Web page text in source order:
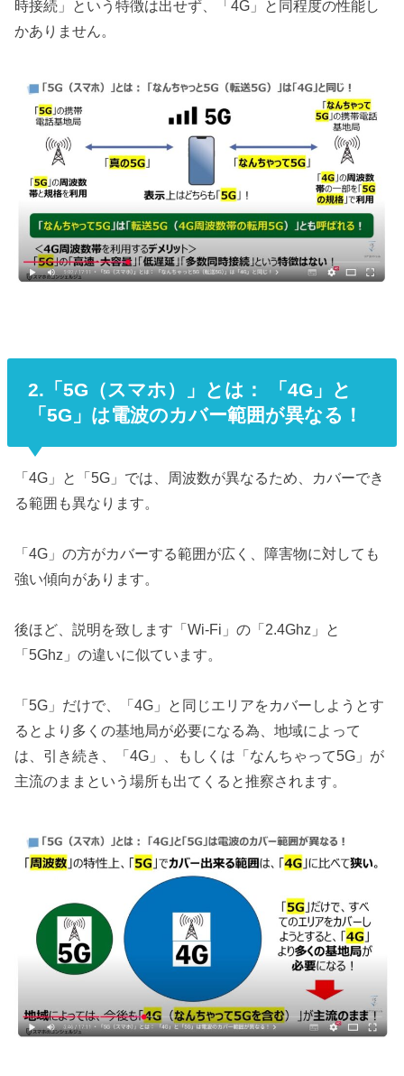
時接続」という特徴は出せず、「4G」と同程度の性能し
かありません。
2.「5G（スマホ）」とは： 「4G」と
「5G」は電波のカバー範囲が異なる！
「4G」と「5G」では、周波数が異なるため、カバーでき
る範囲も異なります。
「4G」の方がカバーする範囲が広く、障害物に対しても
強い傾向があります。
後ほど、説明を致します「Wi-Fi」の「2.4Ghz」と
「5Ghz」の違いに似ています。
「5G」だけで、「4G」と同じエリアをカバーしようとす
るとより多くの基地局が必要になる為、地域によって
は、引き続き、「4G」、もしくは「なんちゃって5G」が
主流のままという場所も出てくると推察されます。